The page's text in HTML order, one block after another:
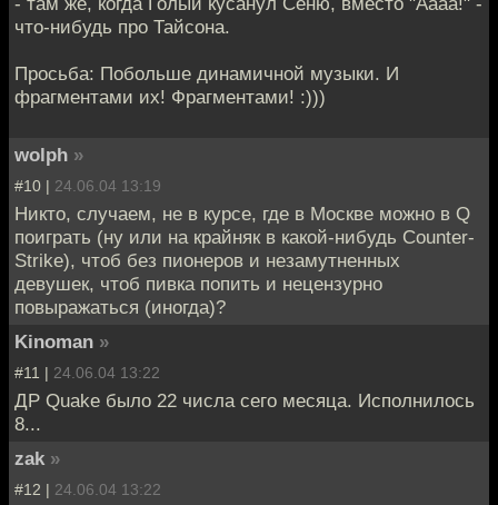
что-нибудь про Тайсона.
Просьба: Побольше динамичной музыки. И
фрагментами их! Фрагментами! :)))
wolph »
#10 | 24.06.04 13:19
Никто, случаем, не в курсе, где в Москве можно в Q
поиграть (ну или на крайняк в какой-нибудь Counter-
Strike), чтоб без пионеров и незамутненных
девушек, чтоб пивка попить и нецензурно
повыражаться (иногда)?
Kinoman »
#11 | 24.06.04 13:22
ДР Quake было 22 числа сего месяца. Исполнилось
8...
zak »
#12 | 24.06.04 13:22